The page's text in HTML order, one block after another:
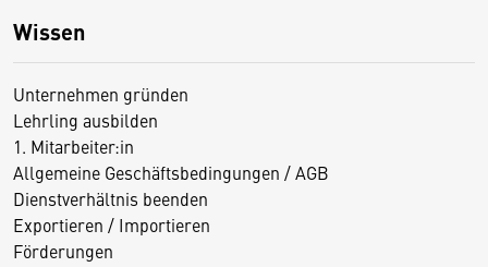
Wissen
Unternehmen gründen
Lehrling ausbilden
1. Mitarbeiter:in
Allgemeine Geschäftsbedingungen / AGB
Dienstverhältnis beenden
Exportieren / Importieren
Förderungen